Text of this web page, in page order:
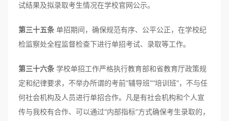
试结果及拟录取考生情况在学校官网公示。
第三十五条 单招期间，确保规范有序、公平公正，在学校纪
检监察处全程监督检查下进行单招考试、录取等工作。
第三十六条 学校单招工作严格执行教育部和省教育厅政策规
定和纪律要求，不举办所谓的考前“辅导班”“培训班”，不与任
何社会机构及人员进行单招合作。凡是有社会机构和个人宣
传与我校有合作、可以通过“内部指标”方式确保考生录取的，